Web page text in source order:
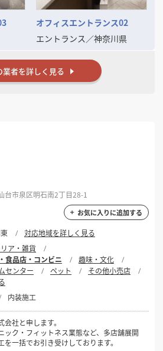
オフィスエントランス02
エントランス ／神奈川県
業者を詳しく見る
台市泉区明石南2丁目28-1
お気に入りに追加する
対応地域を詳しく見る
ア・雑貨
食品店・コンビニ
趣味・文化
センター
ペット
その他小売店
内装施工
社と申します。
ック・フィットネス業態など、多店舗展開
一括でお引き受けしております。